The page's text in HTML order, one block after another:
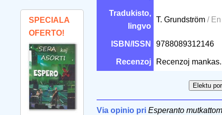
SPECIALA
OFERTO!
Tradukisto,
lingvo
T. Grundström /
ISBN/ISSN 9788089312146
Recenzoj Recenzoj mankas.
Via opinio pri Esperanto